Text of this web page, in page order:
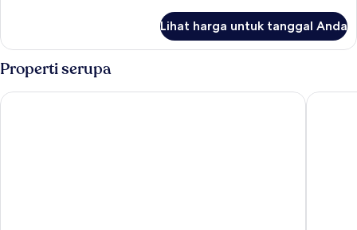
Lounge
Kamar
2
Tidur
Lihat harga untuk tanggal Anda
Properti serupa
JW Marriott Hotel Berlin Pullman